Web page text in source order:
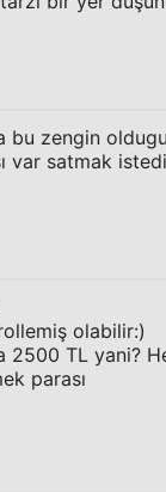
bu zengin
var satmak
olabilir:)
2500 TL yani?
parası